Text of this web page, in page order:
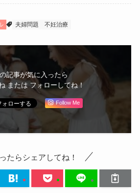
夫婦問題 不妊治療
記事が気に入ったら
または フォローしてね！
Follow Me
たらシェアしてね！